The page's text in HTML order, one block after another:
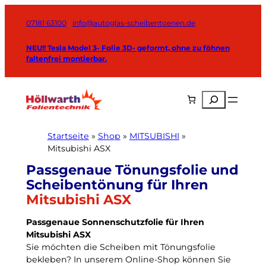
Inhalt07181 63100| info@autoglas-scheibentoenen.de
NEU!! Tesla Model 3- Folie 3D- geformt, ohne zu föhnen
faltenfrei montierbar.
Suchen
Startseite » Shop » MITSUBISHI »
Mitsubishi ASX
Mitsubishi ASX
Passgenaue Sonnenschutzfolie für Ihren
Mitsubishi ASX
Sie möchten die Scheiben mit Tönungsfolie
bekleben? In unserem Online-Shop können Sie